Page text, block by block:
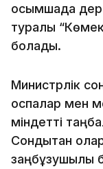
қосымшада
туралы
болады.
Министрлік
қоспалар мен
міндетті
Сондықтан
заңбұзушылық